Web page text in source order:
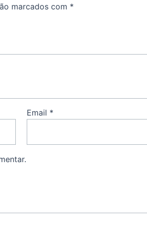
marcados com *
Email *